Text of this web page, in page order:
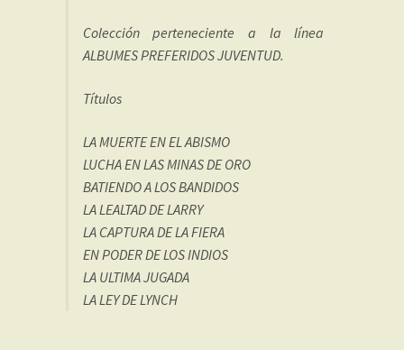
Colección perteneciente a la línea
ALBUMES PREFERIDOS JUVENTUD.
Títulos
LA MUERTE EN EL ABISMO
LUCHA EN LAS MINAS DE ORO
BATIENDO A LOS BANDIDOS
LA LEALTAD DE LARRY
LA CAPTURA DE LA FIERA
EN PODER DE LOS INDIOS
LA ULTIMA JUGADA
LA LEY DE LYNCH